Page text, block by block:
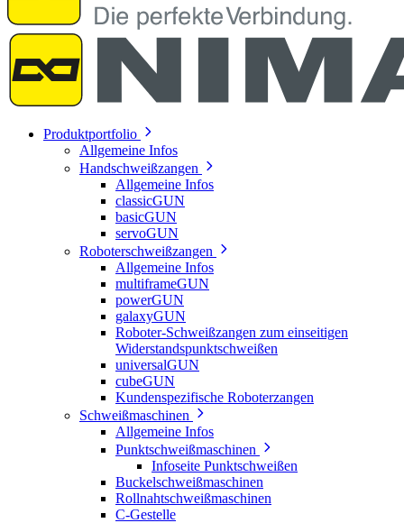
Produktportfolio
Allgemeine Infos
Handschweißzangen
Allgemeine Infos
classicGUN
basicGUN
servoGUN
Roboterschweißzangen
Allgemeine Infos
multiframeGUN
powerGUN
galaxyGUN
Roboter-Schweißzangen zum einseitigen
Widerstandspunktschweißen
universalGUN
cubeGUN
Kundenspezifische Roboterzangen
Schweißmaschinen
Allgemeine Infos
Punktschweißmaschinen
Infoseite Punktschweißen
Buckelschweißmaschinen
Rollnahtschweißmaschinen
C-Gestelle